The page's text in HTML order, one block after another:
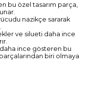
bu özel tasarım parça,
nazikçe sararak
ve silueti daha ince
ince gösteren bu
biri olmaya